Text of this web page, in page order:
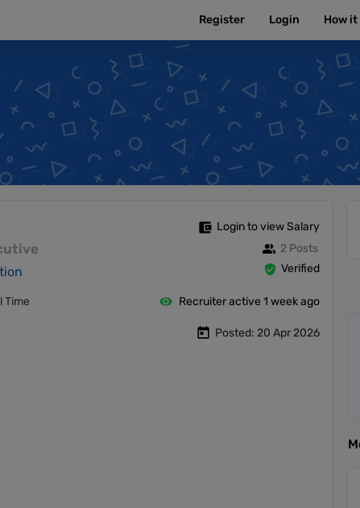
Register Login How it
Login to view Salary
2 Posts
Verified
Time Recruiter active 1 week ago
Posted: 20 Apr 2026